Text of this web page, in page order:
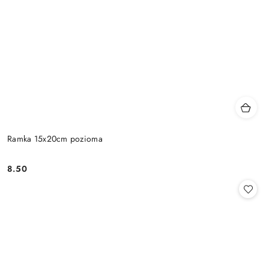
Ramka 15x20cm pozioma
Cena:
8.50